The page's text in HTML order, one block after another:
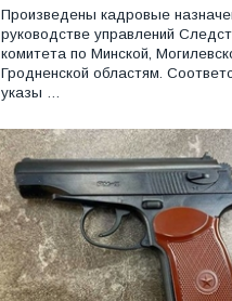
Произведены кадровые
руководстве управлений
комитета по Минской,
Гродненской областям.
указы …